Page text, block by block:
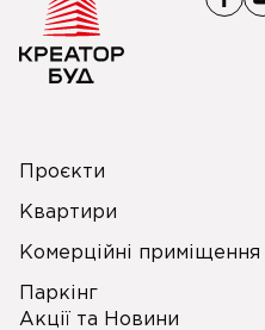
Проєкти
Квартири
Комерційні приміщення
Паркінг
Акції та Новини